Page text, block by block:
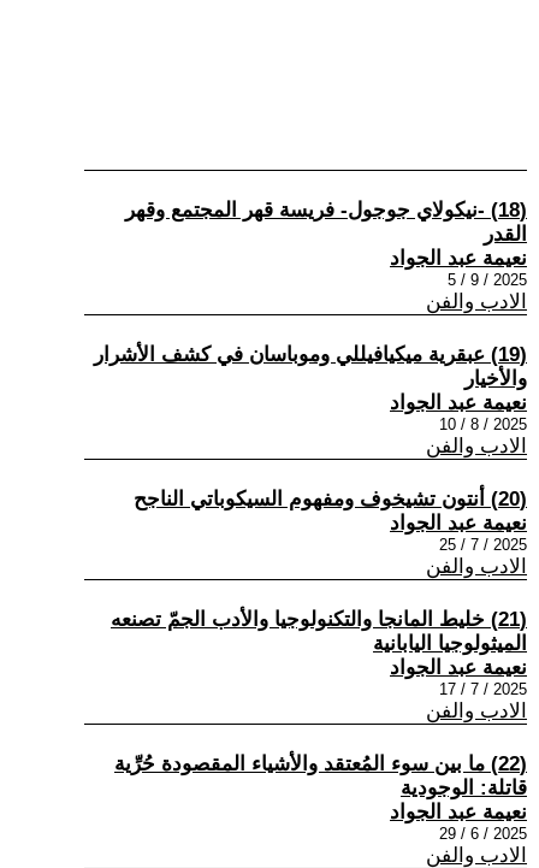
(18) -نيكولاي جوجول- فريسة قهر المجتمع وقهر
القدر
نعيمة عبد الجواد
2025 / 9 / 5
الادب والفن
(19) عبقرية ميكيافيللي وموباسان في كشف الأشرار
والأخيار
نعيمة عبد الجواد
2025 / 8 / 10
الادب والفن
(20) أنتون تشيخوف ومفهوم السيكوباتي الناجح
نعيمة عبد الجواد
2025 / 7 / 25
الادب والفن
(21) خليط المانجا والتكنولوجيا والأدب الجمّ تصنعه
الميثولوجيا اليابانية
نعيمة عبد الجواد
2025 / 7 / 17
الادب والفن
(22) ما بين سوء المُعتقد والأشياء المقصودة حُرِّية
قاتلة: الوجودية
نعيمة عبد الجواد
2025 / 6 / 29
الادب والفن